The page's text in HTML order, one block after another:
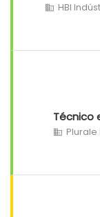
HBI
Técnico